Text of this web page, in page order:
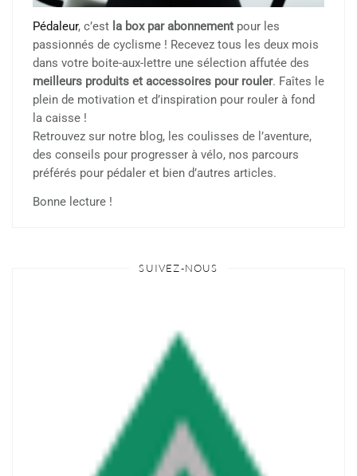
Pédaleur, c’est la box par abonnement pour les
passionnés de cyclisme ! Recevez tous les deux mois
dans votre boite-aux-lettre une sélection affutée des
meilleurs produits et accessoires pour rouler. Faîtes le
plein de motivation et d’inspiration pour rouler à fond
la caisse !
Retrouvez sur notre blog, les coulisses de l’aventure,
des conseils pour progresser à vélo, nos parcours
préférés pour pédaler et bien d’autres articles.
Bonne lecture !
SUIVEZ-NOUS